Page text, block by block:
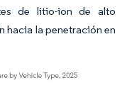
de litio-ion de alto
hacia la penetración en